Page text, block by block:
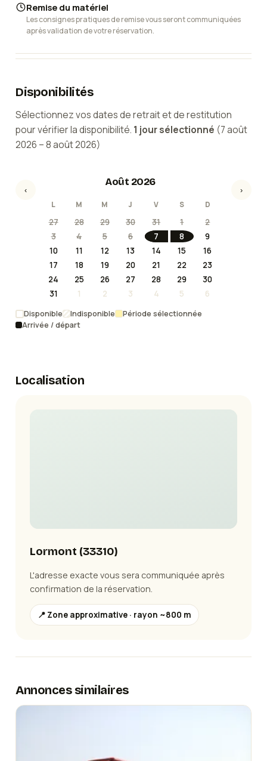
Remise du matériel
Les consignes pratiques de remise vous seront communiquées
après validation de votre réservation.
Disponibilités
Sélectionnez vos dates de retrait et de restitution
pour vérifier la disponibilité. 1 joursélectionné (7 août
2026 –8 août 2026)
‹
Août 2026
L M M J V S D
27 28 29 30 31 1
2
3
4 5 6 7 8
9
10
11 12 13 14 15
16
17
18 19 20 21 22
23
24
25 26 27 28 29
30
31
1 2 3 4 5 6
›
Disponible Indisponible
Période sélectionnée
Arrivée / départ
Localisation
Lormont (33310)
L'adresse exacte vous sera communiquée après
confirmation de la réservation.
📍 Zone approximative · rayon ~800 m
Annonces similaires